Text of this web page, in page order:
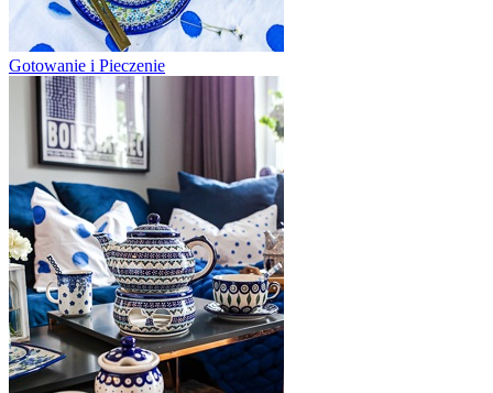
Gotowanie i Pieczenie